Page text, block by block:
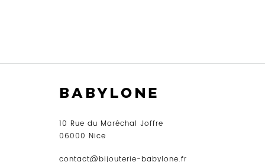
10 Rue du Maréchal Joffre
06000 Nice
contact@bijouterie-babylone.fr